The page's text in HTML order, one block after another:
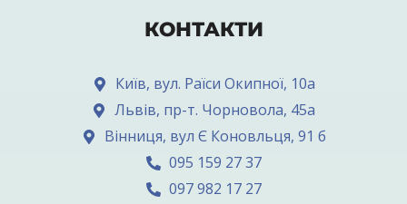
КОНТАКТИ
Київ, вул. Раїси Окипної, 10а
Львів, пр-т. Чорновола, 45а
Вінниця, вул Є Коновльця, 91 б
095 159 27 37
097 982 17 27